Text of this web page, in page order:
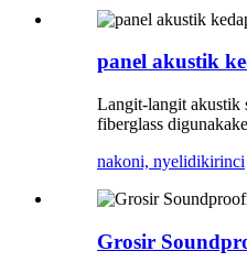
panel akustik
Langit-langit akustik
fiberglass
nakoni, nyelidikirinci
Grosir